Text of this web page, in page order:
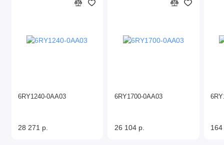
6RY1240-0AA03
28 271 р.
6RY1700-0AA03
26 104 р.